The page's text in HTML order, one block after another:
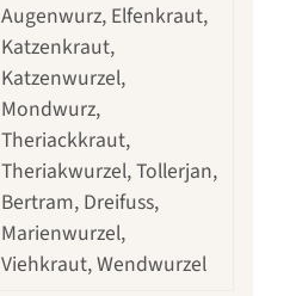
Augenwurz, Elfenkraut,
Katzenkraut,
Katzenwurzel,
Mondwurz,
Theriackkraut,
Theriakwurzel, Tollerjan,
Bertram, Dreifuss,
Marienwurzel,
Viehkraut, Wendwurzel